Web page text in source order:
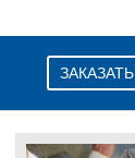
ЗАКАЗАТЬ